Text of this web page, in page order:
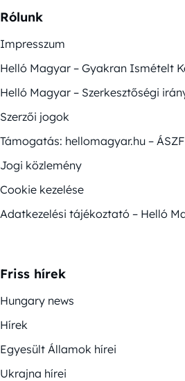
Rólunk
Impresszum
Helló Magyar – Gyakran Ismételt
Helló Magyar – Szerkesztőségi
Szerzői jogok
Támogatás: hellomagyar.hu – ÁSZF
Jogi közlemény
Cookie kezelése
Adatkezelési tájékoztató – Helló
Friss hírek
Hungary news
Hírek
Egyesült Államok hírei
Ukrajna hírei